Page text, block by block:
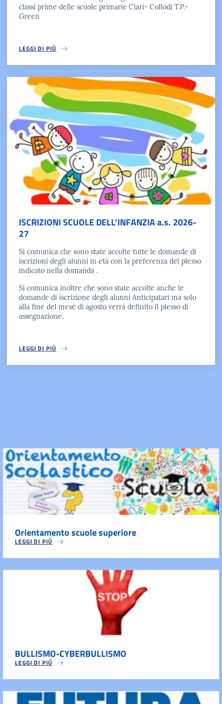
classi prime delle scuole primarie Ciari- Collodi T.P.-
Green
LEGGI DI PIÙ
ISCRIZIONI SCUOLE DELL’INFANZIA a.s. 2026-
27
Si comunica che sono state accolte tutte le domande di
iscrizioni degli alunni in età con la preferenza del plesso
indicato nella domanda .
Si comunica inoltre che sono state accolte anche le
domande di iscrizione degli alunni Anticipatari ma solo
alla fine del mese di agosto verrà definito il plesso di
assegnazione.
LEGGI DI PIÙ
Orientamento scuole superiore
LEGGI DI PIÙ
BULLISMO-CYBERBULLISMO
LEGGI DI PIÙ